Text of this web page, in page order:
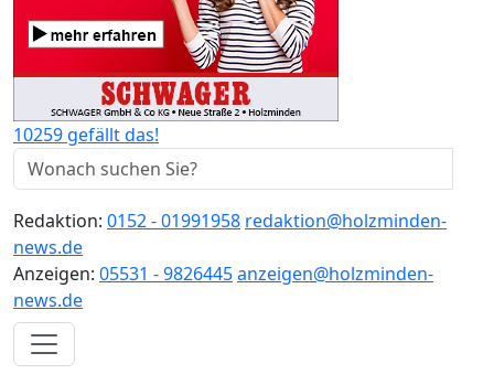
10259 gefällt das!
Redaktion: 0152 - 01991958 redaktion@holzminden-
news.de
Anzeigen: 05531 - 9826445anzeigen@holzminden-
news.de